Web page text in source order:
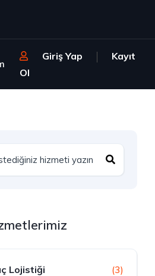
Giriş Yap
Kayıt
Ol
Lojistiği (3)